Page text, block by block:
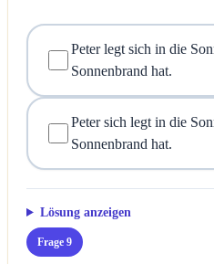
Peter legt sich in die
Sonnenbrand hat.
Peter sich legt in die
Sonnenbrand hat.
Lösung anzeigen
Frage 9